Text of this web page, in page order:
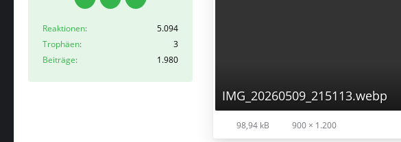
Reaktionen
5.094
Trophäen
3
Beiträge
1.980
IMG_20260509_215113.webp
98,94 kB 900 × 1.200